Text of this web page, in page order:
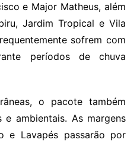
e Major Matheus, além
Jardim Tropical e Vila
sofrem com
períodos de chuva
o pacote também
e ambientais. As margens
e Lavapés passarão por